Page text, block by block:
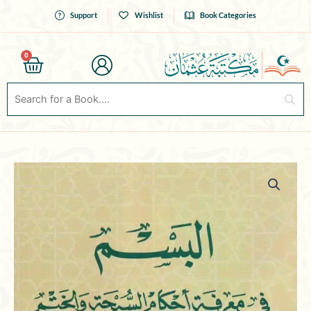
Support Wishlist Book Categories
0
Cart